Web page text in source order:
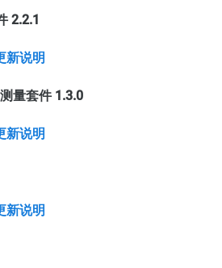
2.2.1
新说明
量套件 1.3.0
新说明
新说明